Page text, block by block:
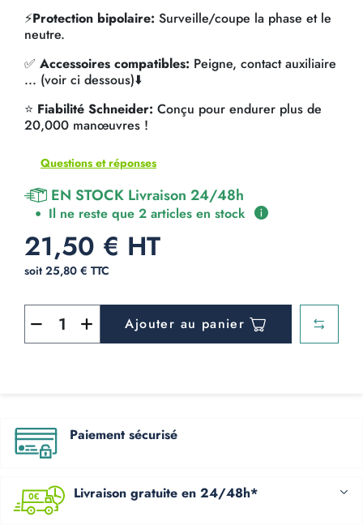
⚡Protection bipolaire: Surveille/coupe la phase et le
neutre.
✅ Accessoires compatibles: Peigne, contact auxiliaire
... (voir ci dessous)⬇️
⭐ Fiabilité Schneider: Conçu pour endurer plus de
20,000 manœuvres !
Questions et réponses
EN STOCK Livraison 24/48h
Il ne reste que 2 articles en stock
21,50 € HT
soit 25,80 € TTC
Ajouter au panier
Paiement sécurisé
Livraison gratuite en 24/48h*